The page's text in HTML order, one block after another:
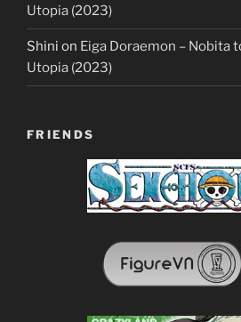
Utopia (2023)
Shini on Eiga Doraemon – Nobita
Utopia (2023)
FRIENDS